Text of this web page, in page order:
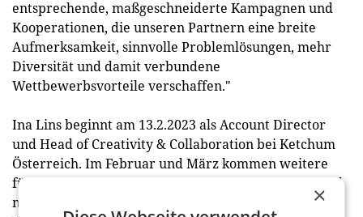
entsprechende, maßgeschneiderte Kampagnen und
Kooperationen, die unseren Partnern eine breite
Aufmerksamkeit, sinnvolle Problemlösungen, mehr
Diversität und damit verbundene
Wettbewerbsvorteile verschaffen."
Ina Lins beginnt am 13.2.2023 als Account Director
und Head of Creativity & Collaboration bei Ketchum
Österreich. Im Februar und März kommen weitere
fünf neue Kolleg:innen auf verschiedenen Levels und
mit verschiedensten Backgrounds und Expertisen an
×